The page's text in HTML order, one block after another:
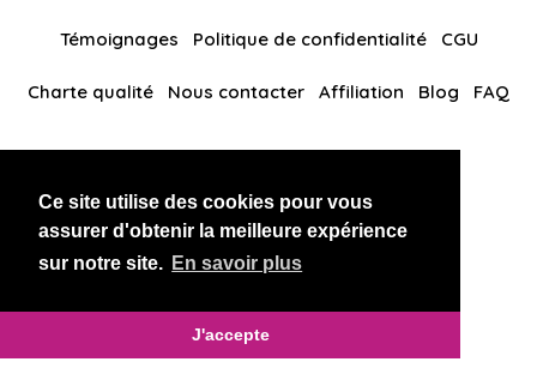
Ce site utilise des cookies pour vous
assurer d'obtenir la meilleure expérience
sur notre site. En savoir plus
J'accepte
Témoignages Politique de confidentialité CGU
Charte qualité Nous contacter Affiliation Blog FAQ
BlackAndBeauties RussianKisses